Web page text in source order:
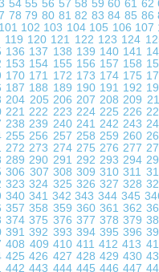
54 55 56 57 58 596061 62
787980 8182 838485 86
101 102 103 104 105 106 107
119 120 121 122 123 124
136 137 138 139 140 141
153 154 155 156 157 158
170 171 172 173 174 175
187 188 189 190 191 192
204 205 206 207208209
221222 223 224 225 226
238239 240 241 242 243
255256 257 258 259 260
272273 274 275 276 277
289290 291 292 293 294
306 307 308 309310311
323324 325 326 327 328
340 341 342343344345
357358 359 360 361 362
374375 376 377 378 379
391392 393 394 395 396
408 409 410 411412413
425426 427 428 429 430
442443 444 445 446 447